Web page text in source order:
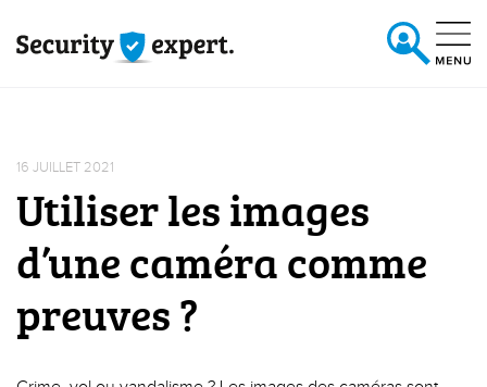
NL |
16 JUILLET 2021
Utiliser les images
d’une caméra comme
preuves ?